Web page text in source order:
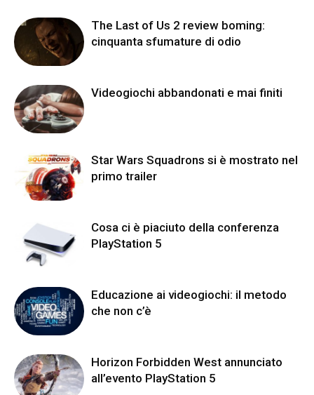
The Last of Us 2 review boming:
cinquanta sfumature di odio
Videogiochi abbandonati e mai finiti
Star Wars Squadrons si è mostrato nel
primo trailer
Cosa ci è piaciuto della conferenza
PlayStation 5
Educazione ai videogiochi: il metodo
che non c’è
Horizon Forbidden West annunciato
all’evento PlayStation 5